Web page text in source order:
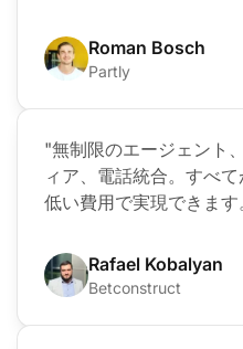
Roman Bosch
Partly
"無制限のエージェント
ィア、電話統合。すべ
低い費用で実現できます
Rafael Kobalyan
Betconstruct